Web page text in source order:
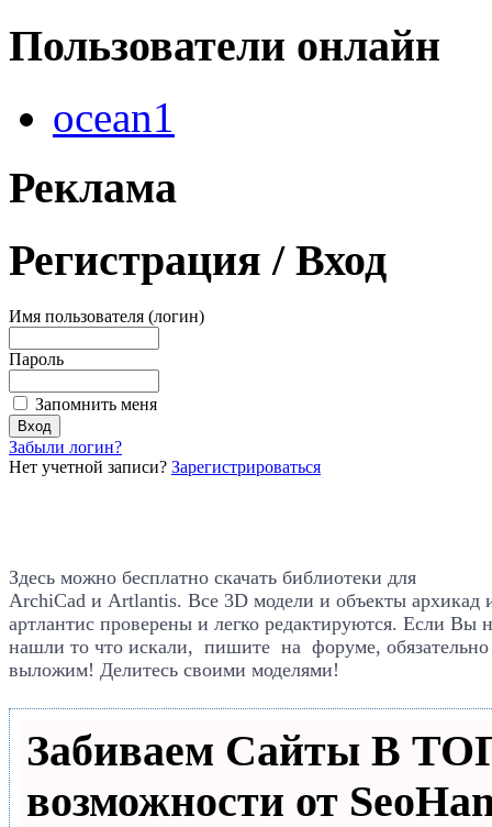
Пользователи онлайн
ocean1
Реклама
Регистрация / Вход
Имя пользователя (логин)
Пароль
Запомнить меня
Забыли логин?
Нет учетной записи? Зарегистрироваться
Здесь можно бесплатно скачать библиотеки для
ArchiCad и Artlantis. Все 3D модели и объекты архикад
артлантис проверены и легко редактируются. Если Вы
нашли то что искали, пишите на форуме, обязательно
выложим! Делитесь своими моделями!
Забиваем Сайты В
возможности от